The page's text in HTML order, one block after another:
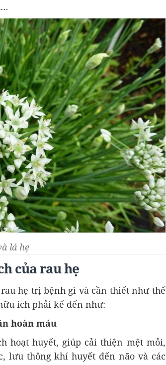
lá hẹ
của rau hẹ
hẹ trị bệnh gì và cần thiết như thế
ích phải kể đến như:
hoàn máu
hoạt huyết, giúp cải thiện mệt mỏi,
lưu thông khí huyết đến não và các